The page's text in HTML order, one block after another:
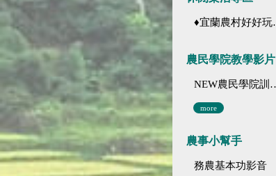
♦宜蘭農村好好玩 ♦「農、藝、山、水」四條遊程推薦
農民學院教學影片
NEW農民學院訓練影音分類
more
農事小幫手
務農基本功影音